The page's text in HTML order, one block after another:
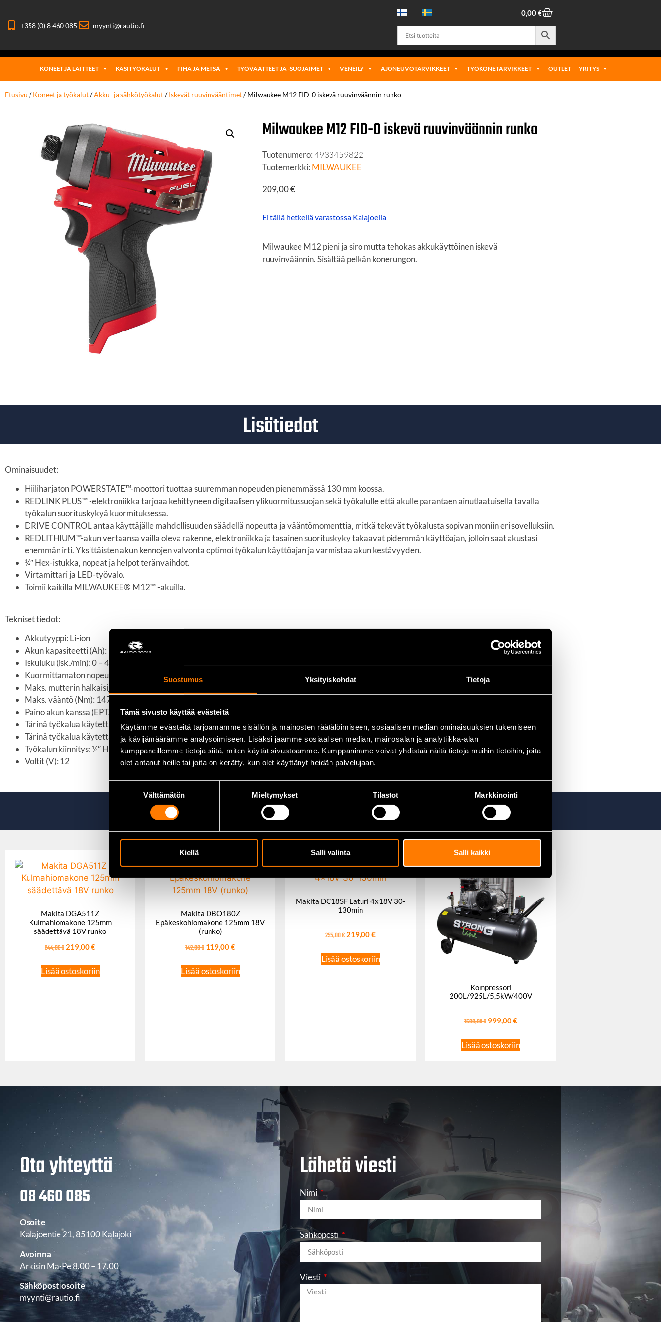
Suostumus Yksityiskohdat Tietoja
Tämä sivusto käyttää evästeitä
Käytämme evästeitä tarjoamamme sisällön ja mainosten räätälöimiseen, sosiaalisen median ominaisuuksien tukemiseen
ja kävijämäärämme analysoimiseen. Lisäksi jaamme sosiaalisen median, mainosalan ja analytiikka-alan
kumppaneillemme tietoja siitä, miten käytät sivustoamme. Kumppanimme voivat yhdistää näitä tietoja muihin tietoihin, joita
olet antanut heille tai joita on kerätty, kun olet käyttänyt heidän palvelujaan.
Välttämätön Mieltymykset Tilastot Markkinointi
Kiellä Salli valinta Salli kaikki
+358 (0) 8 460 085 myynti@rautio.fi
0,00€
KONEET JA LAITTEET KÄSITYÖKALUT PIHA JA METSÄ TYÖVAATTEET JA -SUOJAIMET VENEILY AJONEUVOTARVIKKEET TYÖKONETARVIKKEET OUTLET YRITYS
Etusivu /Koneet ja työkalut/Akku- ja sähkötyökalut/Iskevät ruuvinvääntimet/ Milwaukee M12 FID-0 iskevä ruuvinväännin runko
Milwaukee M12 FID-0 iskevä ruuvinväännin runko
Tuotenumero:4933459822
Tuotemerkki: MILWAUKEE
209,00€
Ei tällä hetkellä varastossa Kalajoella
Milwaukee M12 pieni ja siro mutta tehokas akkukäyttöinen iskevä
ruuvinväännin. Sisältää pelkän konerungon.
Lisätiedot
Ominaisuudet:
Hiiliharjaton POWERSTATE™-moottori tuottaa suuremman nopeuden pienemmässä 130 mm koossa.
REDLINK PLUS™ -elektroniikka tarjoaa kehittyneen digitaalisen ylikuormitussuojan sekä työkalulle että akulle parantaen ainutlaatuisella tavalla
työkalun suorituskykyä kuormituksessa.
DRIVE CONTROL antaa käyttäjälle mahdollisuuden säädellä nopeutta ja vääntömomenttia, mitkä tekevät työkalusta sopivan moniin eri sovelluksiin.
REDLITHIUM™-akun vertaansa vailla oleva rakenne, elektroniikka ja tasainen suorituskyky takaavat pidemmän käyttöajan, jolloin saat akustasi
enemmän irti. Yksittäisten akun kennojen valvonta optimoi työkalun käyttöajan ja varmistaa akun kestävyyden.
¼″ Hex-istukka, nopeat ja helpot teränvaihdot.
Virtamittari ja LED-työvalo.
Toimii kaikilla MILWAUKEE® M12™ -akuilla.
Tekniset tiedot:
Akkutyyppi: Li-ion
Akun kapasiteetti (Ah): Ei akkuja
Iskuluku (isk./min): 0 – 4000
Kuormittamaton nopeus (kierr./min): 0-1300 / 0-2400 / 0-3300 / 0-3300
Maks. mutterin halkaisija: M14
Maks. vääntö (Nm): 147
Paino akun kanssa (EPTA) (kg): 1.1 (M12 B2)
Tärinä työkalua käytettäessä maks. kapasiteetilla (m|s²): 12.5
Tärinä työkalua käytettäessä maks. kapasiteetilla: epävarmuus (m/s²): 1.5
Työkalun kiinnitys: ¼″ Hex
Voltit (V): 12
Tutustu myös
Makita DGA511Z
Kulmahiomakone 125mm
säädettävä 18V runko
244,00€ 219,00€
Lisää ostoskoriin
Makita DBO180Z
Epäkeskohiomakone 125mm 18V
(runko)
142,00€ 119,00€
Lisää ostoskoriin
Makita DC18SF Laturi 4x18V 30-
130min
255,00€ 219,00€
Lisää ostoskoriin
Kompressori
200L/925L/5,5kW/400V
1590,00€ 999,00€
Lisää ostoskoriin
Ota yhteyttä
08 460 085
Osoite
Kalajoentie 21, 85100 Kalajoki
Avoinna
Arkisin Ma-Pe 8.00 – 17.00
Sähköpostiosoite
myynti@rautio.fi
Lähetä viesti
Nimi
Sähköposti
Viesti